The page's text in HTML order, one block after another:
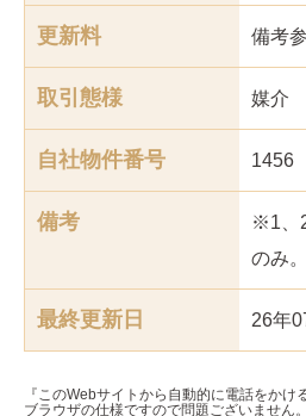
更新料 備考
取引態様 媒介
自社物件番号 1456
備考
※1、
のみ
最終更新日 26年
『このWebサイトから自動的に電話をか
ブラウザの仕様ですので問題ございません